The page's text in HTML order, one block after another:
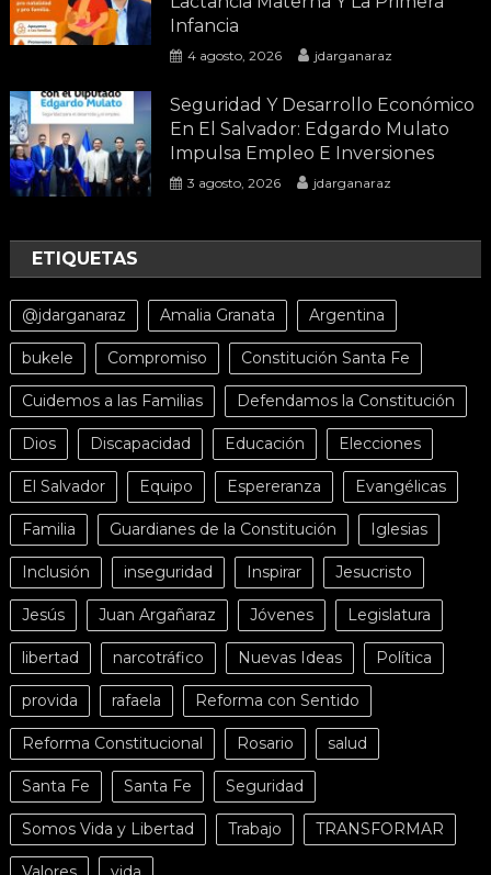
Infancia
4 agosto, 2026 jdarganaraz
Seguridad Y Desarrollo Económico
En El Salvador: Edgardo Mulato
Impulsa Empleo E Inversiones
3 agosto, 2026 jdarganaraz
ETIQUETAS
@jdarganaraz Amalia Granata Argentina
bukele Compromiso Constitución Santa Fe
Cuidemos a las Familias Defendamos la Constitución
Dios Discapacidad Educación Elecciones
El Salvador Equipo Espereranza Evangélicas
Familia Guardianes de la Constitución Iglesias
Inclusión inseguridad Inspirar Jesucristo
Jesús Juan Argañaraz Jóvenes Legislatura
libertad narcotráfico Nuevas Ideas Política
provida rafaela Reforma con Sentido
Reforma Constitucional Rosario salud
Santa Fe Santa Fe Seguridad
Somos Vida y Libertad Trabajo TRANSFORMAR